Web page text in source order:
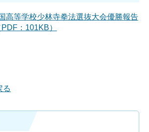
高等学校少林寺拳法選抜大会優勝報告
：101KB）
る